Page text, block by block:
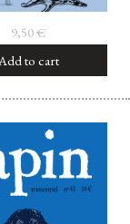
9,50€
to cart